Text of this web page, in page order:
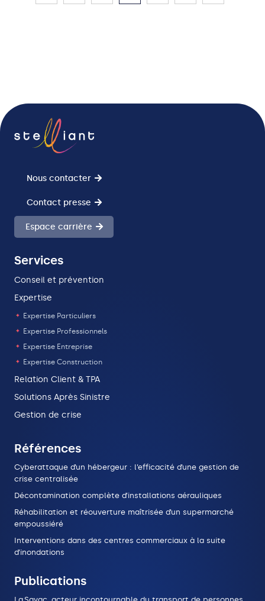
Nous contacter
Contact presse
Espace carrière
Services
Conseil et prévention
Expertise
Expertise Particuliers
Expertise Professionnels
Expertise Entreprise
Expertise Construction
Relation Client & TPA
Solutions Après Sinistre
Gestion de crise
Références
Cyberattaque d’un hébergeur : l’efficacité d’une gestion de
crise centralisée
Décontamination complète d’installations aérauliques
Réhabilitation et réouverture maîtrisée d’un supermarché
empoussiéré
Interventions dans des centres commerciaux à la suite
d’inondations
Publications